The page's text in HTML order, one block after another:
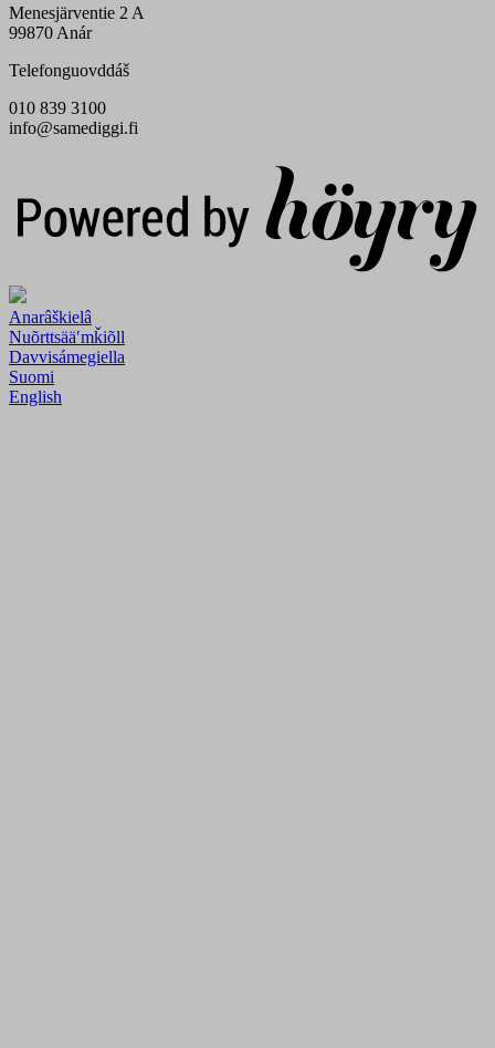
Menesjärventie 2 A
99870 Anár
Telefonguovddáš
010 839 3100
info@samediggi.fi
Anarâškielâ
Nuõrttsääʹmǩiõll
Davvisámegiella
Suomi
English